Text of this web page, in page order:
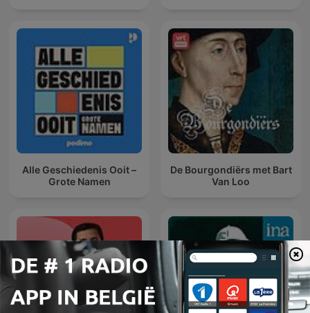
Alle Geschiedenis Ooit –
Grote Namen
De Bourgondiërs met Bart
Van Loo